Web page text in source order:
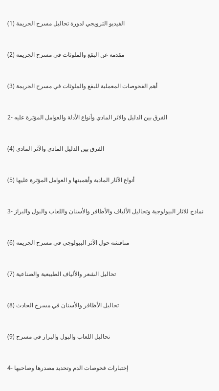
(1) الفيديو الترويجي لدورة تحاليل مسرح الجريمة
(2) مقدمة عن البقع والملوثات في مسرح الجريمة
(3) أهم الفحوصات المعملية للبقع والملوثات في مسرح الجريمة
2- الفرق بين الدليل والاثر المادي وأنواع الأدلة والعوامل المؤثرة عليه
(4) الفرق بين الدليل المادي والآثر المادي
(5) أنواع الآثار المادية وأهميتها و العوامل المؤثرة عليها
3- نماذج للاثار البيولوجية وتحاليل الألياف والأظافر والأسنان واللعاب والبول والبراز
(6) مناقشة حول الآثر البيولوجي في مسرح الجريمة
(7) تحاليل الشعر والألياف الطبيعية والصناعية
(8) تحاليل الأظافر والأسنان في مسرح الحادث
(9) تحاليل اللعاب والبول والبراز في مسرح
4- إختبارات فحوصات الدم وتحديد مصدرها وصاحبها